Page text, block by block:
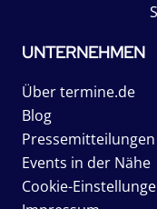
UNTERNEHMEN
Über termine.de
Blog
Pressemitteilungen
Events in der Nähe
Cookie-